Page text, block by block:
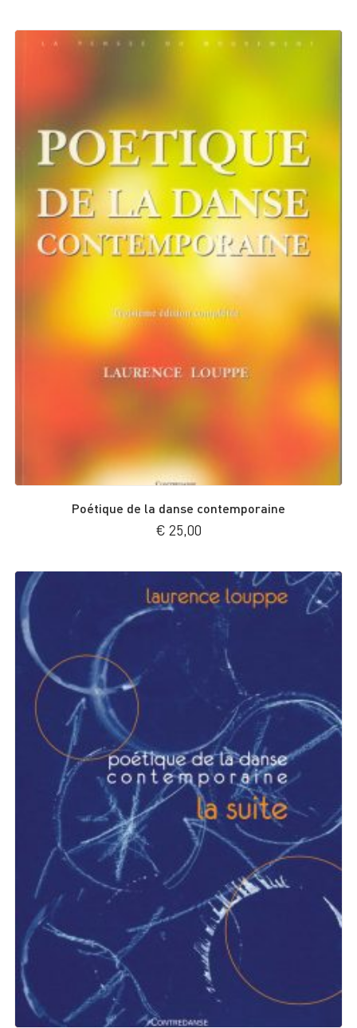
Poétique de la danse contemporaine
€ 25,00